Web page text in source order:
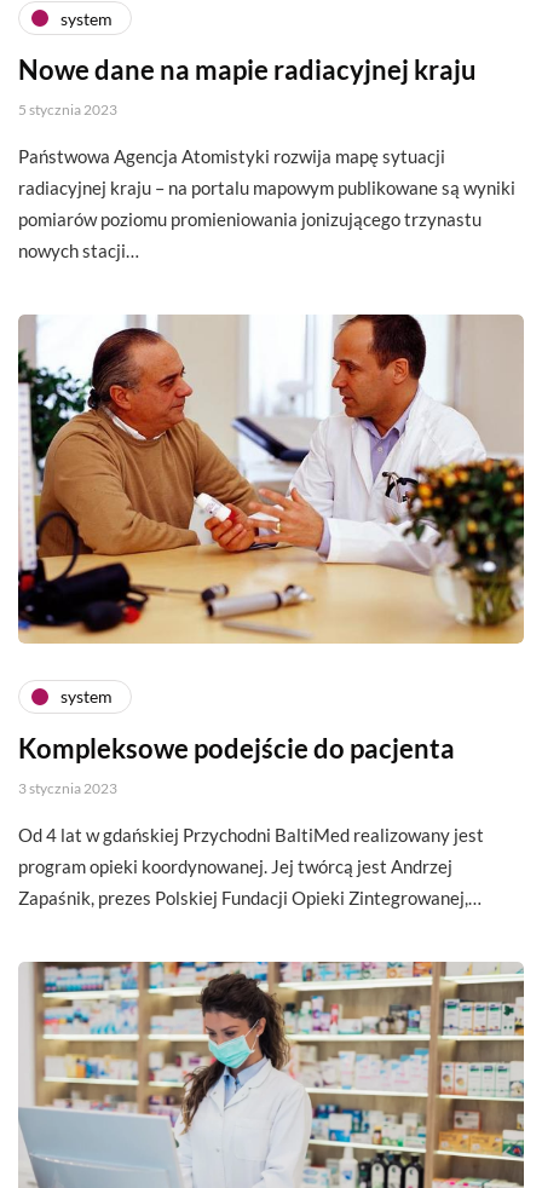
system
Nowe dane na mapie radiacyjnej kraju
5 stycznia 2023
Państwowa Agencja Atomistyki rozwija mapę sytuacji
radiacyjnej kraju – na portalu mapowym publikowane są wyniki
pomiarów poziomu promieniowania jonizującego trzynastu
nowych stacji…
system
Kompleksowe podejście do pacjenta
3 stycznia 2023
Od 4 lat w gdańskiej Przychodni BaltiMed realizowany jest
program opieki koordynowanej. Jej twórcą jest Andrzej
Zapaśnik, prezes Polskiej Fundacji Opieki Zintegrowanej,…